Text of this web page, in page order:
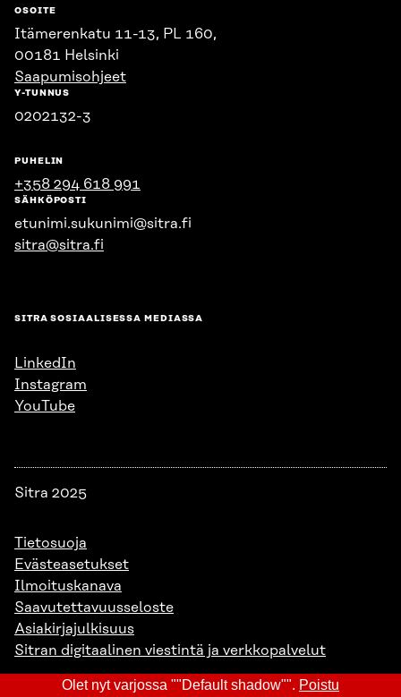
OSOITE
Itämerenkatu 11-13, PL 160,
00181 Helsinki
Saapumisohjeet
Y-TUNNUS
0202132-3
PUHELIN
+358 294 618 991
SÄHKÖPOSTI
etunimi.sukunimi@sitra.fi
sitra@sitra.fi
SITRA SOSIAALISESSA MEDIASSA
LinkedIn
Instagram
YouTube
Sitra 2025
Tietosuoja
Evästeasetukset
Ilmoituskanava
Saavutettavuusseloste
Asiakirjajulkisuus
Sitran digitaalinen viestintä ja verkkopalvelut
Olet nyt varjossa ""Default shadow"". Poistu